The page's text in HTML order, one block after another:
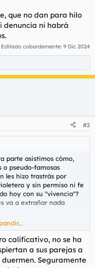
que no dan para hilo
denuncia ni habrá
Editado cobardemente: 9 Dic 2024
#2
parte asistimos cómo,
o pseudo-famosas
les hizo trastrás por
y sin permiso ni fe
hoy con su "vivencia"?
va a extrañar nada
teniendo relaciones sexuales sin consentimiento»
un vídeo en las redes
psicológico y abusos
calificativo, no se ha
a sus parejas a
Seguramente